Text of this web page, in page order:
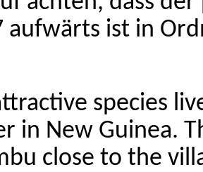
aufwärts ist in
species
in New Guinea.
close to the